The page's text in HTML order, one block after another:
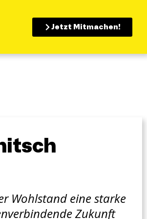
Jetzt Mitmachen!
Wohlstand eine starke
Zukunft